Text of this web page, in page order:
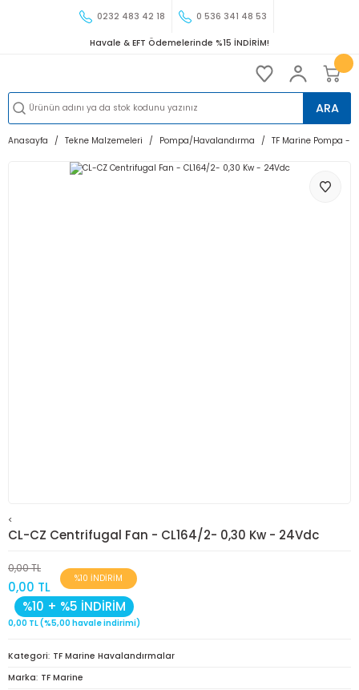
0232 483 42 18 0 536 341 48 53
Havale & EFT Ödemelerinde %15 İNDİRİM!
ARA
Anasayfa Tekne Malzemeleri Pompa/Havalandırma TF Marine Pompa -
<
CL-CZ Centrifugal Fan - CL164/2- 0,30 Kw - 24Vdc
0,00 TL
0,00 TL
%10 İNDİRİM
%10 + %5 İNDİRİM
0,00 TL (%5,00 havale indirimi)
Kategori TF Marine Havalandırmalar
Marka TF Marine